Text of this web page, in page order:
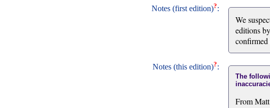
Notes (first edition)?:
We
editions
confirmed
Notes (this edition)?:
The
From